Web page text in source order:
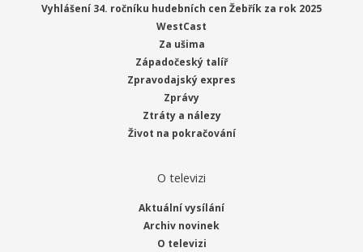
Vyhlášení 34. ročníku hudebních cen Žebřík za rok 2025
WestCast
Za ušima
Západočeský talíř
Zpravodajský expres
Zprávy
Ztráty a nálezy
Život na pokračování
O televizi
Aktuální vysílání
Archiv novinek
O televizi